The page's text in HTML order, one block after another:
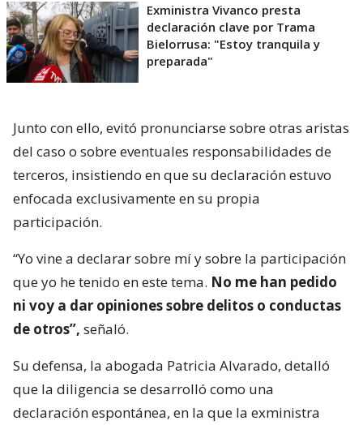
Exministra Vivanco presta
declaración clave por Trama
Bielorrusa: "Estoy tranquila y
preparada"
Junto con ello, evitó pronunciarse sobre otras aristas
del caso o sobre eventuales responsabilidades de
terceros, insistiendo en que su declaración estuvo
enfocada exclusivamente en su propia
participación.
“Yo vine a declarar sobre mí y sobre la participación
que yo he tenido en este tema. No me han pedido
ni voy a dar opiniones sobre delitos o conductas
de otros”, señaló.
Su defensa, la abogada Patricia Alvarado, detalló
que la diligencia se desarrolló como una
declaración espontánea, en la que la exministra